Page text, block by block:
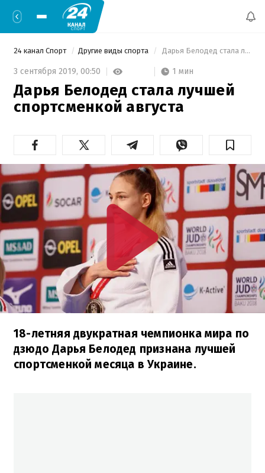
24 канал Спорт Другие виды спорта Дарья Белодед стала лучшей спортсменкой августа
3 сентября 2019, 00:50 1 мин
Дарья Белодед стала лучшей
спортсменкой августа
18-летняя двукратная чемпионка мира по
дзюдо Дарья Белодед признана лучшей
спортсменкой месяца в Украине.